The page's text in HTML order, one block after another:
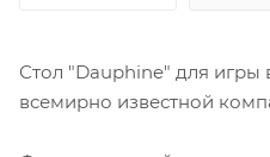
Стол "Dauphine" для игры
всемирно известной